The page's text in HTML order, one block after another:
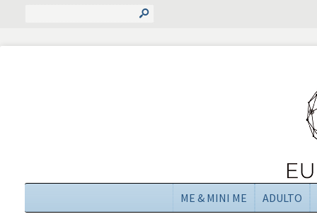
s
ME & MINI ME ADULTO